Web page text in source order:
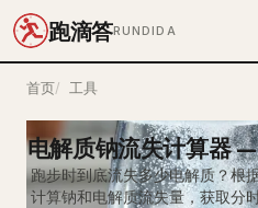
跑滴答RUNDIDA
首页 工具
电解质钠流失计算器
跑步时到底流失多少电解质？根
计算钠和电解质流失量，获取分